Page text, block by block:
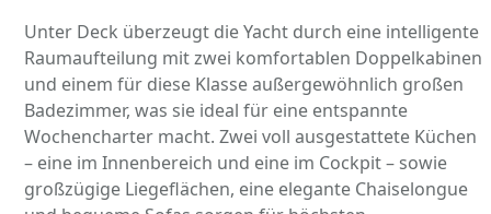
Unter Deck überzeugt die Yacht durch eine intelligente
Raumaufteilung mit zwei komfortablen Doppelkabinen
und einem für diese Klasse außergewöhnlich großen
Badezimmer, was sie ideal für eine entspannte
Wochencharter macht. Zwei voll ausgestattete Küchen
– eine im Innenbereich und eine im Cockpit – sowie
großzügige Liegeflächen, eine elegante Chaiselongue